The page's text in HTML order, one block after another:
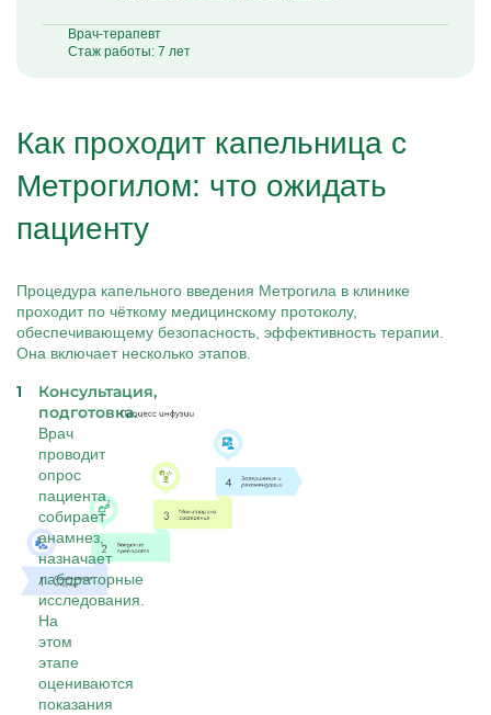
Врач-терапевт
Стаж работы: 7 лет
Как проходит капельница с
Метрогилом: что ожидать
пациенту
Процедура капельного введения Метрогила в клинике
проходит по чёткому медицинскому протоколу,
обеспечивающему безопасность, эффективность терапии.
Она включает несколько этапов.
Консультация,
подготовка.
Врач
проводит
опрос
пациента,
собирает
анамнез,
назначает
лабораторные
исследования.
На
этом
этапе
оцениваются
показания